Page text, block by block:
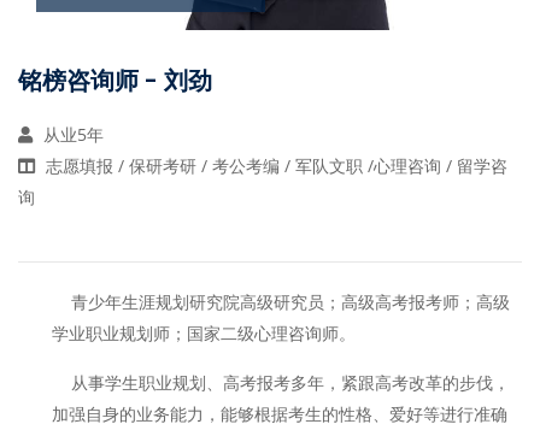
铭榜咨询师 - 刘劲
从业5年
志愿填报 / 保研考研 / 考公考编 / 军队文职 /心理咨询 / 留学咨
询
青少年生涯规划研究院高级研究员；高级高考报考师；高级
学业职业规划师；国家二级心理咨询师。
从事学生职业规划、高考报考多年，紧跟高考改革的步伐，
加强自身的业务能力，能够根据考生的性格、爱好等进行准确